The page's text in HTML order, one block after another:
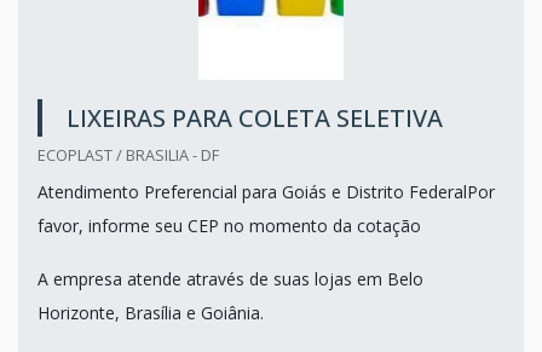
LIXEIRAS PARA COLETA SELETIVA
ECOPLAST / BRASILIA - DF
Atendimento Preferencial para Goiás e Distrito FederalPor
favor, informe seu CEP no momento da cotação
A empresa atende através de suas lojas em Belo
Horizonte, Brasília e Goiânia.